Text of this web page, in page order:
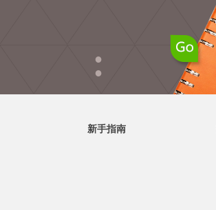
●
●
新手指南